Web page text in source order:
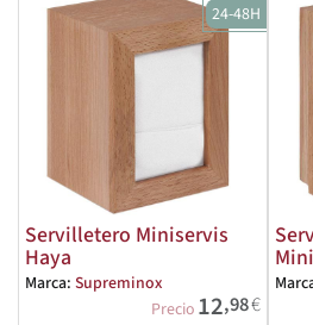
24-48H
Servilletero Miniservis
Haya
Marca: Supreminox
Precio 12,98€